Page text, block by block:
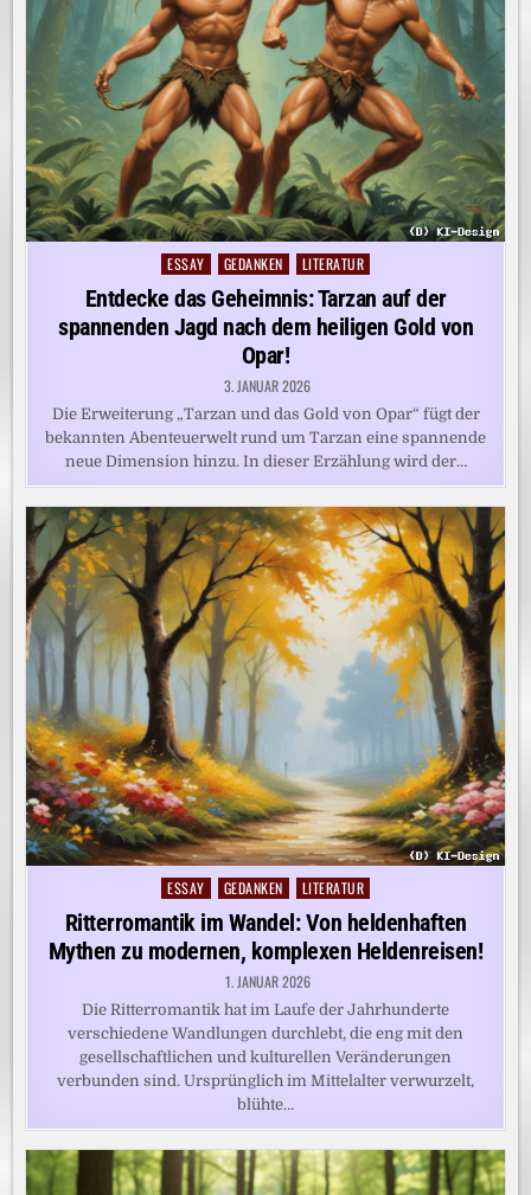
Posted
ESSAY GEDANKEN LITERATUR
Entdecke das Geheimnis: Tarzan auf der
spannenden Jagd nach dem heiligen Gold von
Opar!
3. JANUAR 2026
Die Erweiterung „Tarzan und das Gold von Opar“ fügt der
bekannten Abenteuerwelt rund um Tarzan eine spannende
neue Dimension hinzu. In dieser Erzählung wird der…
Posted
ESSAY GEDANKEN LITERATUR
Ritterromantik im Wandel: Von heldenhaften
Mythen zu modernen, komplexen Heldenreisen!
1. JANUAR 2026
Die Ritterromantik hat im Laufe der Jahrhunderte
verschiedene Wandlungen durchlebt, die eng mit den
gesellschaftlichen und kulturellen Veränderungen
verbunden sind. Ursprünglich im Mittelalter verwurzelt,
blühte…